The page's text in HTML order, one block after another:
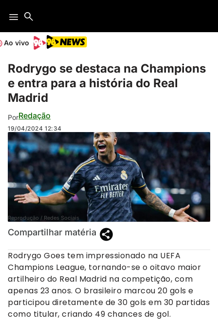
Ao vivo
Rodrygo se destaca na Champions
e entra para a história do Real
Madrid
PorRedação
19/04/2024 12:34
Reprodução / Redes Sociais
Compartilhar matéria
Rodrygo Goes tem impressionado na UEFA
Champions League, tornando-se o oitavo maior
artilheiro do Real Madrid na competição, com
apenas 23 anos. O brasileiro marcou 20 gols e
participou diretamente de 30 gols em 30 partidas
como titular, criando 49 chances de gol.